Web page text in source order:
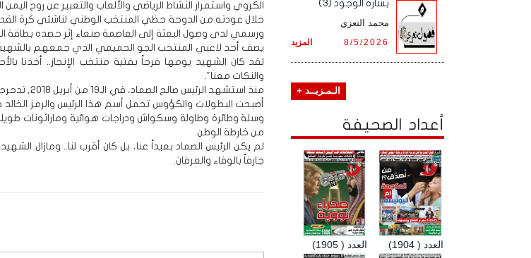
الكروي واستمرار النشاط الرياضي والألعاب والتعبير عن روح اليمن
خلال عودته من الدوحة حظي المنتخب الوطني لناشئي كرة
ورسمي لدى وصول البعثة إلى العاصمة صنعاء إثر حصده بطاقة
يصف أحد لاعبي المنتخب الجو الحميمي الذي جمعهم بالشهيد
لقد كان الشهيد يومها فرحاً بفتية منتخب الإنجاز.. أخذنا
والنكات معنا".
منذ استشهد
أصبحت البطولات والكؤوس تحمل أسم هذا الرئيس والرمز
وسلة وطائرة وطاولة وسكواش ودراجات هوائية وماراثونات
من خارطة الوطن.
لم يكن الرئيس الصماد بعيداً عنا، بل كان أقرب لنا.. ومازال
جارفاً بالوفاء والعرفان.
بشارة الوجود (3)
محمد التعزي
المزيد 8/5/2026
الـمـزيــد +
أعداد الصحيفة
العدد ( 1905) العدد ( 1904)